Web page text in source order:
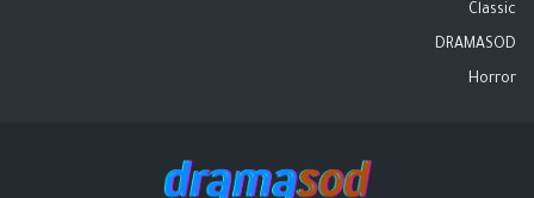
Classic
DRAMASOD
Horror